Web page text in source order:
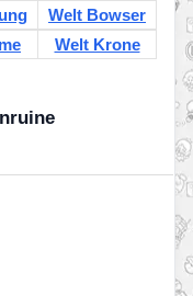
Welt Bowser
Welt Krone